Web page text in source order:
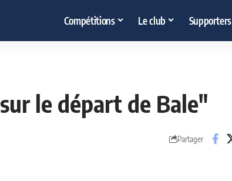
Compétitions Le club Supporters
le départ de Bale"
Partager